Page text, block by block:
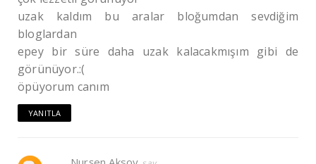
uzak kaldım bu aralar bloğumdan sevdiğim
bloglardan
epey bir süre daha uzak kalacakmışım gibi de
görünüyor.:(
öpüyorum canım
YANITLA